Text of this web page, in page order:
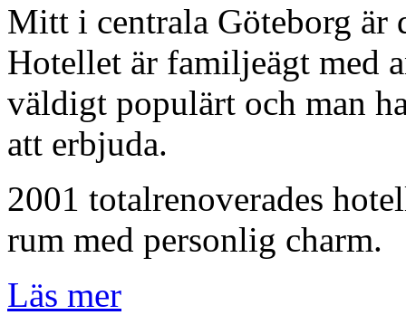
Mitt i centrala Göteborg är
Hotellet är familjeägt med
väldigt populärt och man
att erbjuda.
2001 totalrenoverades
rum med personlig charm.
Läs mer